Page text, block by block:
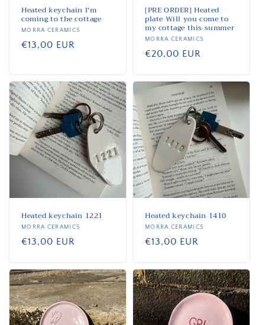
Heated keychain I'm
coming to the cottage
Anbieter:
MORRA CERAMICS
Normaler
€13,00 EUR
[PRE ORDER] Heated
plate Will you come to
my cottage this summer
Anbieter:
MORRA CERAMICS
Normaler
€20,00 EUR
Heated keychain 1221
Anbieter:
MORRA CERAMICS
Normaler
€13,00 EUR
Heated keychain 1410
Anbieter:
MORRA CERAMICS
Normaler
€13,00 EUR